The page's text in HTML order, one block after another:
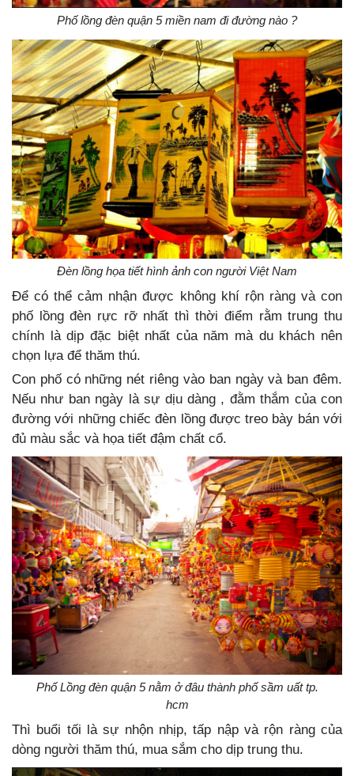
Phố lồng đèn quận 5 miền nam đi đường nào ?
Đèn lồng họa tiết hình ảnh con người Việt Nam
Để có thể cảm nhận được không khí rộn ràng và con
phố lồng đèn rực rỡ nhất thì thời điểm rằm trung thu
chính là dịp đặc biệt nhất của năm mà du khách nên
chọn lựa để thăm thú.
Con phố có những nét riêng vào ban ngày và ban đêm.
Nếu như ban ngày là sự dịu dàng , đằm thắm của con
đường với những chiếc đèn lồng được treo bày bán với
đủ màu sắc và họa tiết đậm chất cổ.
Phố Lồng đèn quận 5 nằm ở đâu thành phố sầm uất tp.
hcm
Thì buổi tối là sự nhộn nhịp, tấp nập và rộn ràng của
dòng người thăm thú, mua sắm cho dịp trung thu.